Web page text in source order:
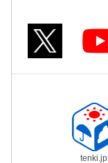
tenki.jp